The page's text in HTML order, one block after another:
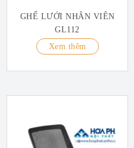
GHẾ LƯỚI NHÂN VIÊN
GL112
Xem thêm